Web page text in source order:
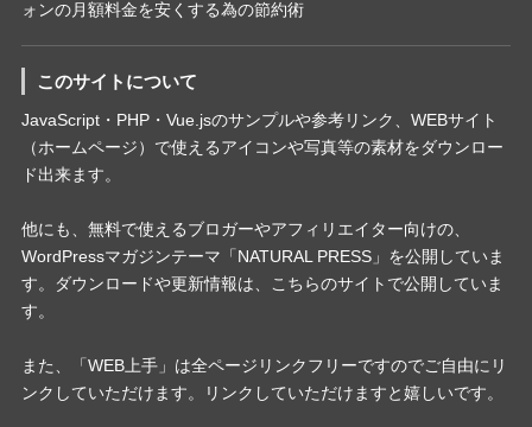
ォンの月額料金を安くする為の節約術
このサイトについて
JavaScript・PHP・Vue.jsのサンプルや参考リンク、WEBサイト
（ホームページ）で使えるアイコンや写真等の素材をダウンロー
ド出来ます。
他にも、無料で使えるブロガーやアフィリエイター向けの、
WordPressマガジンテーマ「NATURAL PRESS」を公開していま
す。ダウンロードや更新情報は、こちらのサイトで公開していま
す。
また、「WEB上手」は全ページリンクフリーですのでご自由にリ
ンクしていただけます。リンクしていただけますと嬉しいです。